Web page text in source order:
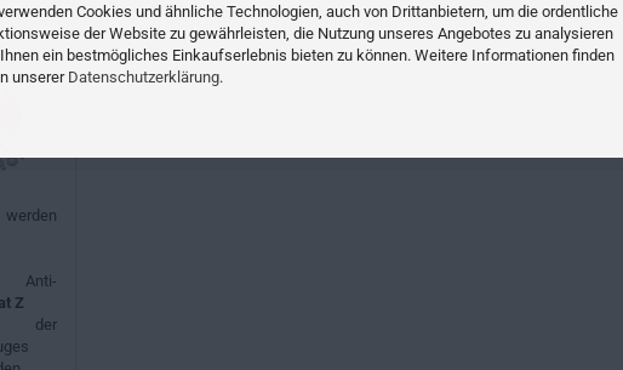
Cookies und ähnliche Technologien, auch von Drittanbietern, um die ordentliche
der Website zu gewährleisten, die Nutzung unseres Angebotes zu analysieren
ein bestmögliches Einkaufserlebnis bieten zu können. Weitere Informationen finden
unserer Datenschutzerklärung.
Anti-
Z
der